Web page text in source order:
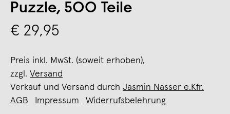
Puzzle, 500 Teile
€ 29,95
Preis inkl. MwSt. (soweit erhoben),
zzgl. Versand
Verkauf und Versand durch Jasmin Nasser e.Kfr.
AGB
Impressum Widerrufsbelehrung